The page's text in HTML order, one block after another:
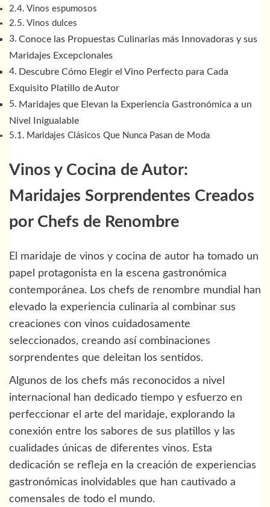
Vinos espumosos
Vinos dulces
Conoce las Propuestas Culinarias más Innovadoras y sus
Maridajes Excepcionales
Descubre Cómo Elegir el Vino Perfecto para Cada
Exquisito Platillo de Autor
Maridajes que Elevan la Experiencia Gastronómica a un
Nivel Inigualable
Maridajes Clásicos Que Nunca Pasan de Moda
Vinos y Cocina de Autor:
Maridajes Sorprendentes Creados
por Chefs de Renombre
El maridaje de vinos y cocina de autor ha tomado un
papel protagonista en la escena gastronómica
contemporánea. Los chefs de renombre mundial han
elevado la experiencia culinaria al combinar sus
creaciones con vinos cuidadosamente
seleccionados, creando así combinaciones
sorprendentes que deleitan los sentidos.
Algunos de los chefs más reconocidos a nivel
internacional han dedicado tiempo y esfuerzo en
perfeccionar el arte del maridaje, explorando la
conexión entre los sabores de sus platillos y las
cualidades únicas de diferentes vinos. Esta
dedicación se refleja en la creación de experiencias
gastronómicas inolvidables que han cautivado a
comensales de todo el mundo.